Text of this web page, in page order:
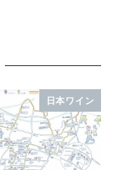
日本ワイン